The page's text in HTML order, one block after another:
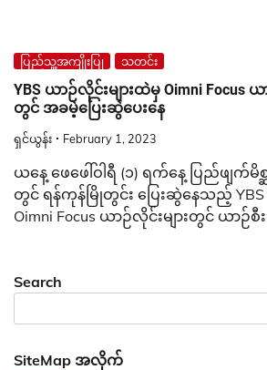
ပြည်သူ့အကျိုးပြု သတင်း
YBS ယာဉ်လိုင်းများထဲမှ Oimni Focus
တွင် အခမဲ့ပြေးဆွဲပေးနေ
ရှင်ယွန်း February 1, 2023
ယနေ့ ဖေဖေါ်ဝါရီ (၁) ရက်နေ့ ပြည်ဖျက်မိစ္
တွင် ရန်ကုန်မြိုတွင်း ပြေးဆွဲနေသည့် YBS
Oimni Focus ယာဉ်လိုင်းများတွင် ယာဉ်စီ
Search
SiteMap အလိုက်